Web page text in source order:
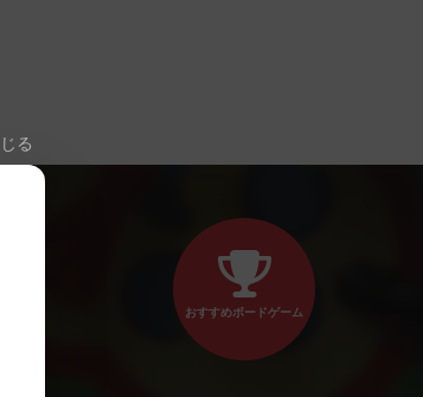
る
おすすめボードゲーム